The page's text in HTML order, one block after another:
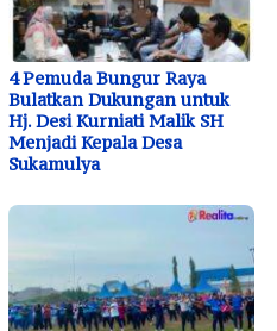
4 Pemuda Bungur Raya
Bulatkan Dukungan untuk
Hj. Desi Kurniati Malik SH
Menjadi Kepala Desa
Sukamulya